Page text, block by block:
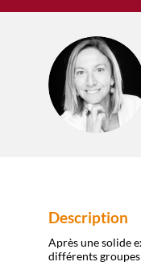
EB
Description
Après une solide
différents groupes